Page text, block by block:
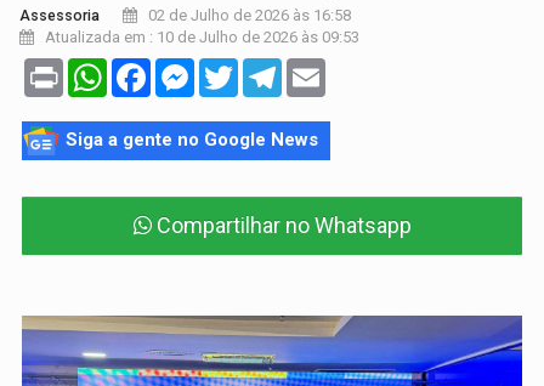
Assessoria
02 de Julho de 2026 às 16:58
Atualizada em : 10 de Julho de 2026 às 09:53
Print WhatsAppFacebookMessenger
TwitterTelegram
Siga a gente no Google News
Compartilhar no Whatsapp